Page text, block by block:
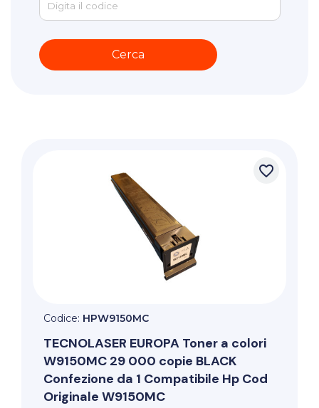
favorite_border
Codice: HPW9150MC
TECNOLASER EUROPA Toner a colori
W9150MC 29 000 copie BLACK
Confezione da 1 Compatibile Hp Cod
Originale W9150MC